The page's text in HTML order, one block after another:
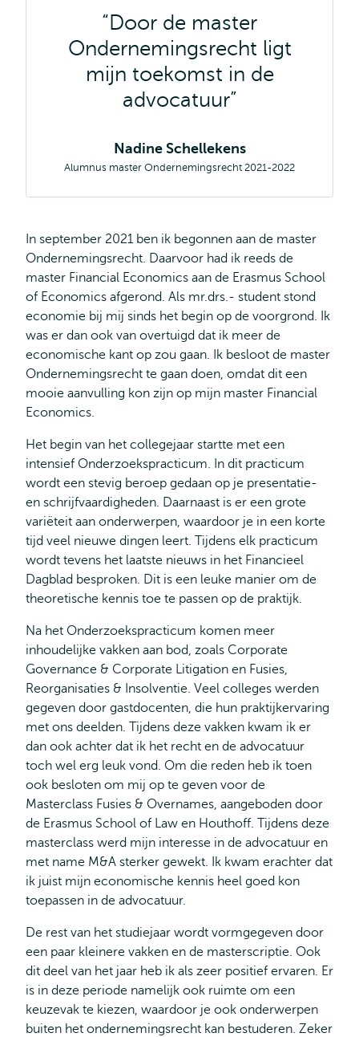
Door de master
Ondernemingsrecht ligt
mijn toekomst in de
advocatuur
Nadine Schellekens
Alumnus master Ondernemingsrecht 2021-2022
In september 2021 ben ik begonnen aan de master
Ondernemingsrecht. Daarvoor had ik reeds de
master Financial Economics aan de Erasmus School
of Economics afgerond. Als mr.drs.- student stond
economie bij mij sinds het begin op de voorgrond. Ik
was er dan ook van overtuigd dat ik meer de
economische kant op zou gaan. Ik besloot de master
Ondernemingsrecht te gaan doen, omdat dit een
mooie aanvulling kon zijn op mijn master Financial
Economics.
Het begin van het collegejaar startte met een
intensief Onderzoekspracticum. In dit practicum
wordt een stevig beroep gedaan op je presentatie-
en schrijfvaardigheden. Daarnaast is er een grote
variëteit aan onderwerpen, waardoor je in een korte
tijd veel nieuwe dingen leert. Tijdens elk practicum
wordt tevens het laatste nieuws in het Financieel
Dagblad besproken. Dit is een leuke manier om de
theoretische kennis toe te passen op de praktijk.
Na het Onderzoekspracticum komen meer
inhoudelijke vakken aan bod, zoals Corporate
Governance & Corporate Litigation en Fusies,
Reorganisaties & Insolventie. Veel colleges werden
gegeven door gastdocenten, die hun praktijkervaring
met ons deelden. Tijdens deze vakken kwam ik er
dan ook achter dat ik het recht en de advocatuur
toch wel erg leuk vond. Om die reden heb ik toen
ook besloten om mij op te geven voor de
Masterclass Fusies & Overnames, aangeboden door
de Erasmus School of Law en Houthoff. Tijdens deze
masterclass werd mijn interesse in de advocatuur en
met name M&A sterker gewekt. Ik kwam erachter dat
ik juist mijn economische kennis heel goed kon
toepassen in de advocatuur.
De rest van het studiejaar wordt vormgegeven door
een paar kleinere vakken en de masterscriptie. Ook
dit deel van het jaar heb ik als zeer positief ervaren. Er
is in deze periode namelijk ook ruimte om een
keuzevak te kiezen, waardoor je ook onderwerpen
buiten het ondernemingsrecht kan bestuderen. Zeker